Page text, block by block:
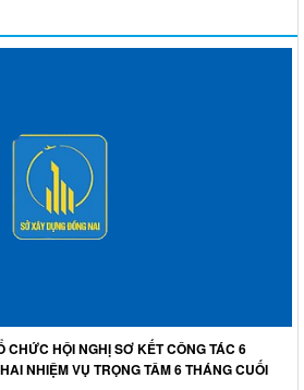
HỘI NGHỊ SƠ KẾT CÔNG TÁC 6
NHIỆM VỤ TRỌNG TÂM 6 THÁNG CUỐI